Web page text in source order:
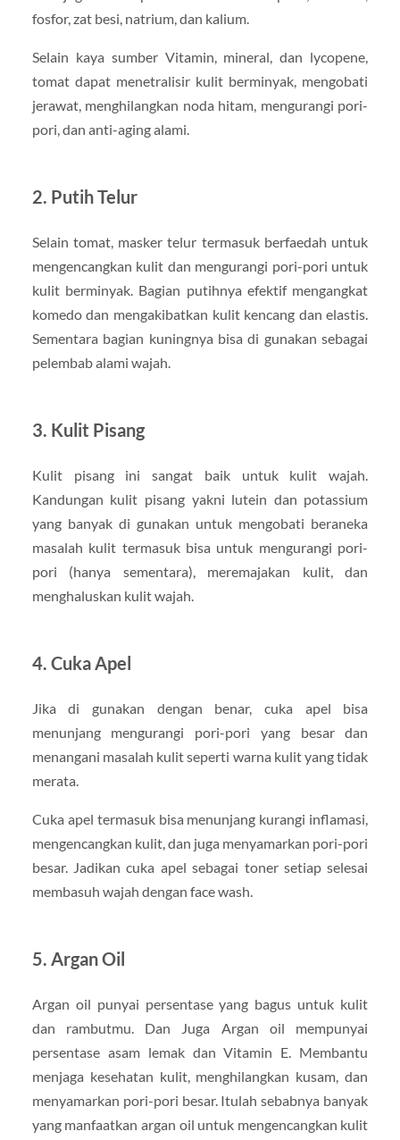
fosfor, zat besi, natrium, dan kalium.
Selain kaya sumber Vitamin, mineral, dan lycopene,
tomat dapat menetralisir kulit berminyak, mengobati
jerawat, menghilangkan noda hitam, mengurangi pori-
pori, dan anti-aging alami.
2. Putih Telur
Selain tomat, masker telur termasuk berfaedah untuk
mengencangkan kulit dan mengurangi pori-pori untuk
kulit berminyak. Bagian putihnya efektif mengangkat
komedo dan mengakibatkan kulit kencang dan elastis.
Sementara bagian kuningnya bisa di gunakan sebagai
pelembab alami wajah.
3. Kulit Pisang
Kulit pisang ini sangat baik untuk kulit wajah.
Kandungan kulit pisang yakni lutein dan potassium
yang banyak di gunakan untuk mengobati beraneka
masalah kulit termasuk bisa untuk mengurangi pori-
pori (hanya sementara), meremajakan kulit, dan
menghaluskan kulit wajah.
4. Cuka Apel
Jika di gunakan dengan benar, cuka apel bisa
menunjang mengurangi pori-pori yang besar dan
menangani masalah kulit seperti warna kulit yang tidak
merata.
Cuka apel termasuk bisa menunjang kurangi inflamasi,
mengencangkan kulit, dan juga menyamarkan pori-pori
besar. Jadikan cuka apel sebagai toner setiap selesai
membasuh wajah dengan face wash.
5. Argan Oil
Argan oil punyai persentase yang bagus untuk kulit
dan rambutmu. Dan Juga Argan oil mempunyai
persentase asam lemak dan Vitamin E. Membantu
menjaga kesehatan kulit, menghilangkan kusam, dan
menyamarkan pori-pori besar. Itulah sebabnya banyak
yang manfaatkan argan oil untuk mengencangkan kulit